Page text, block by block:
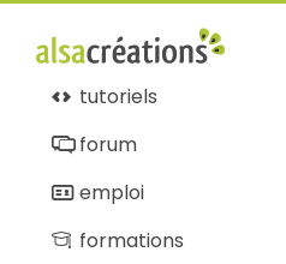
tutoriels
forum
emploi
formations